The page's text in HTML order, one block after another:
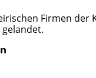
Firmen der